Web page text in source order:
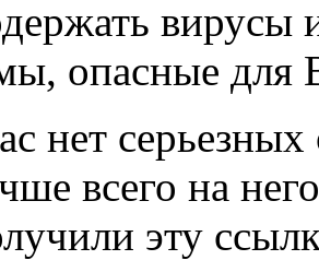
вирусы
опасные для
нет
всего на
эту